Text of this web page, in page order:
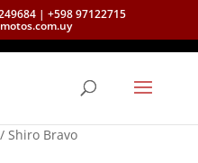
| +598 97122715
/ Shiro Bravo